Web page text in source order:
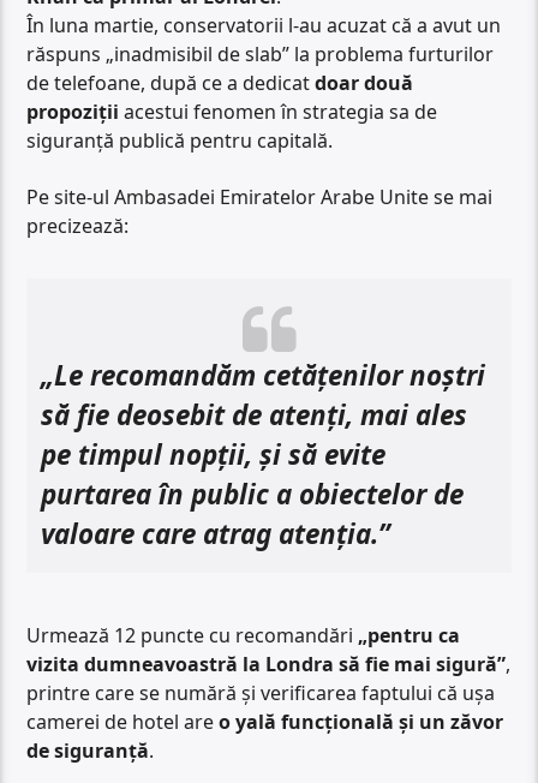
În luna martie, conservatorii l-au acuzat că a avut un
răspuns „inadmisibil de slab” la problema furturilor
de telefoane, după ce a dedicatdoar două
propoziții acestui fenomen în strategia sa de
siguranță publică pentru capitală.
Pe site-ul Ambasadei Emiratelor Arabe Unite se mai
precizează:
„Le recomandăm cetățenilor noștri
să fie deosebit de atenți, mai ales
pe timpul nopții, și să evite
purtarea în public a obiectelor de
valoare care atrag atenția.”
Urmează 12 puncte cu recomandări „pentru ca
vizita dumneavoastră la Londra să fie mai sigură”,
printre care se numără și verificarea faptului că ușa
camerei de hotel areo yală funcțională și un zăvor
de siguranță.